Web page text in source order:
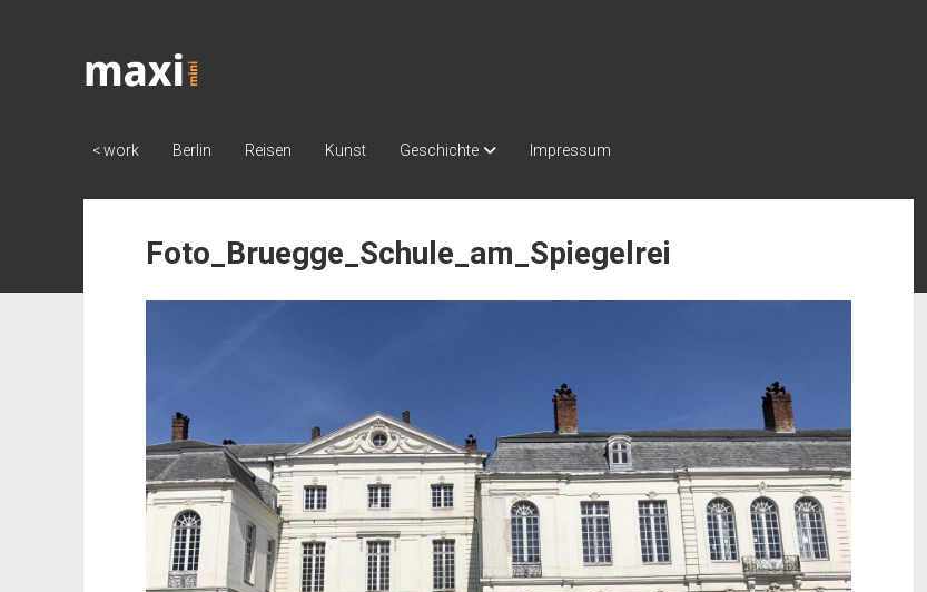
Maximini
< work Berlin Reisen Kunst Geschichte Impressum
Foto_Bruegge_Schule_am_Spiegelrei